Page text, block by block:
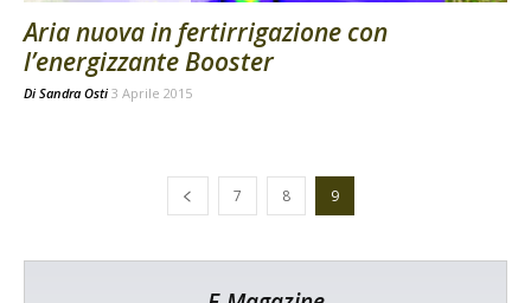
Aria nuova in fertirrigazione con
l’energizzante Booster
Di Sandra Osti 3 Aprile 2015
7 8 9